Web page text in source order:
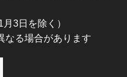
3日を除く）
なる場合があります